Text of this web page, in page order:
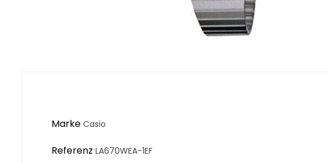
Marke Casio
Referenz LA670WEA-1EF